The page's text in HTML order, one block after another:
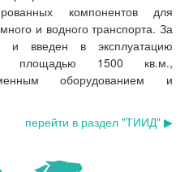
компонентов для
и водного транспорта. За
введен в эксплуатацию
площадью 1500 кв.м.,
оборудованием и
перейти в раздел "ТИИД" ▶